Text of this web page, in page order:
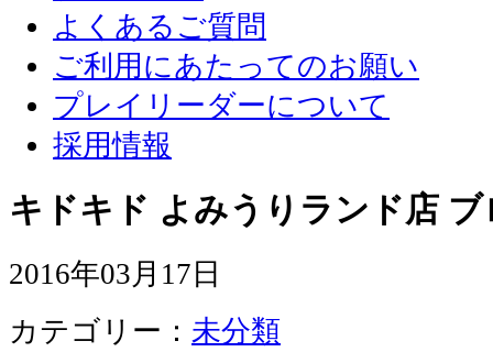
よくあるご質問
ご利用にあたってのお願い
プレイリーダーについて
採用情報
キドキド よみうりランド店 ブ
2016年03月17日
カテゴリー： 未分類